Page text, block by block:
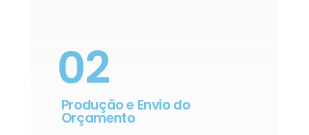
02
Produção e Envio do
Orçamento